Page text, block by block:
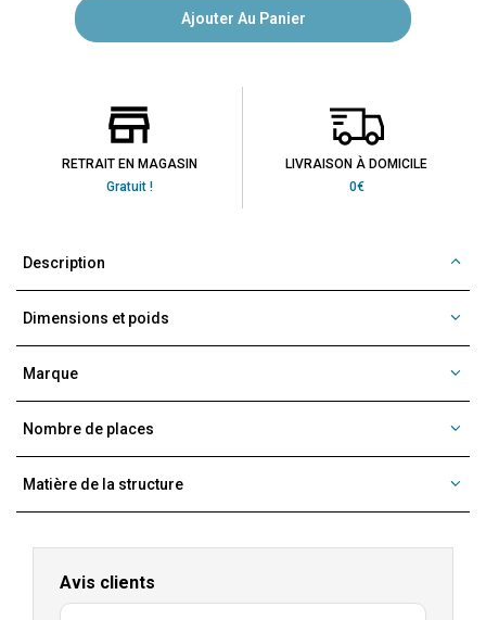
Ajouter Au Panier
RETRAIT EN MAGASIN
Gratuit !
LIVRAISON À DOMICILE
0€
Description
Dimensions et poids
Marque
Nombre de places
Matière de la structure
Avis clients